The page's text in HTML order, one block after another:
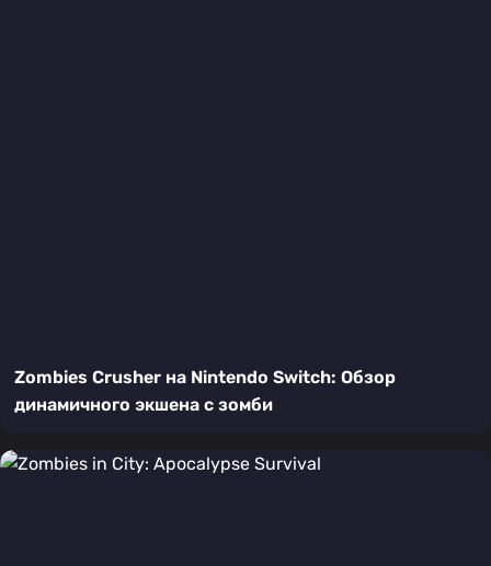
Zombies Crusher на Nintendo Switch: Обзор
динамичного экшена с зомби